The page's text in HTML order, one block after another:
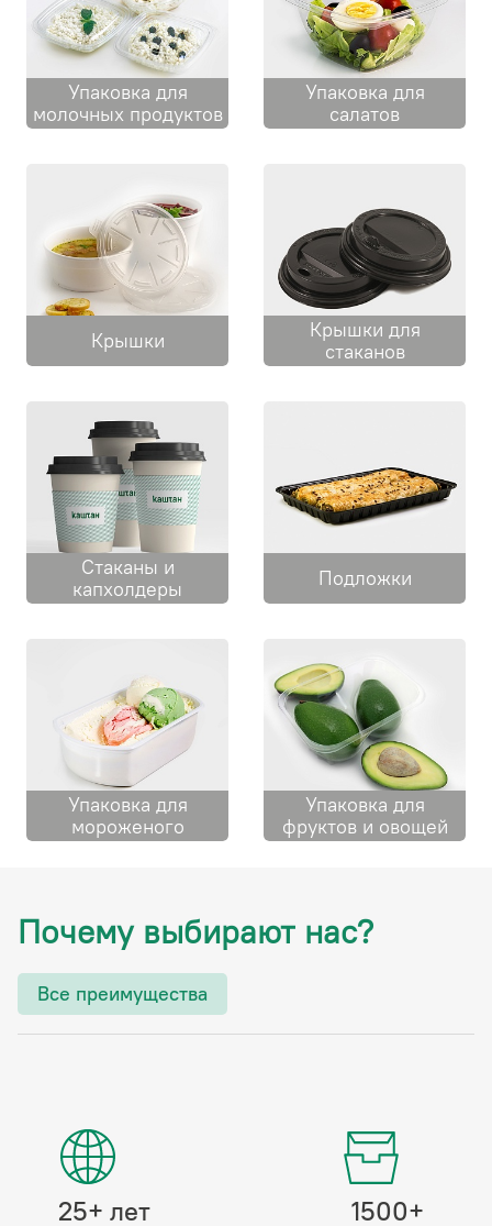
Упаковка для
молочных продуктов
Упаковка для
салатов
Крышки
Крышки для
стаканов
Cтаканы и
капхолдеры
Подложки
Упаковка для
мороженого
Упаковка для
фруктов и овощей
Почему выбирают нас?
Все преимущества
25+ лет
1500+